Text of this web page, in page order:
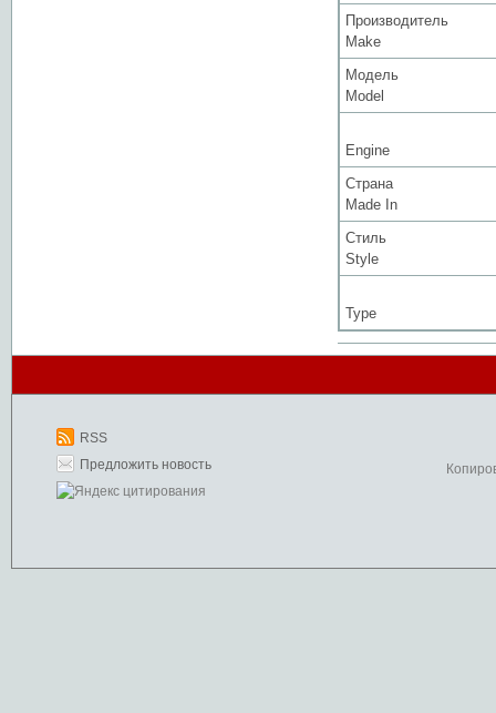
Производитель
Make
Модель
Model
Engine
Страна
Made In
Стиль
Style
Type
RSS
Предложить новость